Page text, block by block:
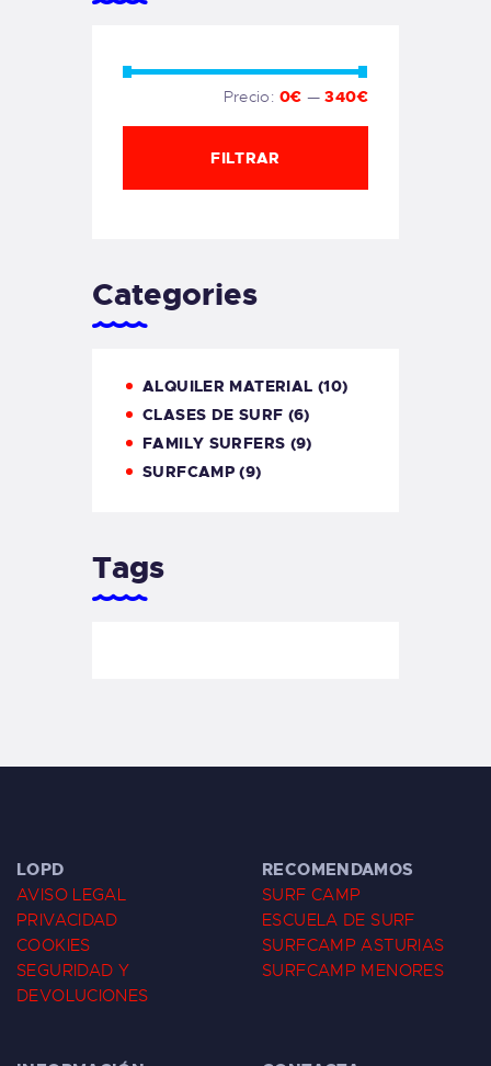
FILTRAR
Precio: 0€ —340€
Categories
ALQUILER MATERIAL (10)
CLASES DE SURF (6)
FAMILY SURFERS (9)
SURFCAMP (9)
Tags
LOPD
AVISO LEGAL
PRIVACIDAD
COOKIES
SEGURIDAD Y
DEVOLUCIONES
RECOMENDAMOS
SURF CAMP
ESCUELA DE SURF
SURFCAMP ASTURIAS
SURFCAMP MENORES